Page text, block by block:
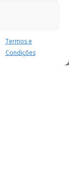
Termos e
Condições